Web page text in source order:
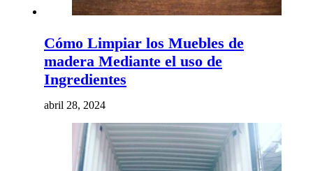
Cómo Limpiar los Muebles de
madera Mediante el uso de
Ingredientes
abril 28, 2024